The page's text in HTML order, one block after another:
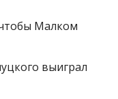
Малком
выиграл